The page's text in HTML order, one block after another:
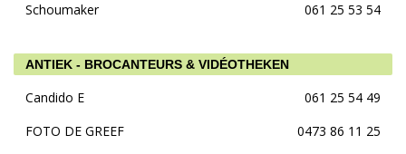
Schoumaker
061 25 53 54
ANTIEK - BROCANTEURS & VIDÉOTHEKEN
Candido E
061 25 54 49
FOTO DE GREEF
0473 86 11 25